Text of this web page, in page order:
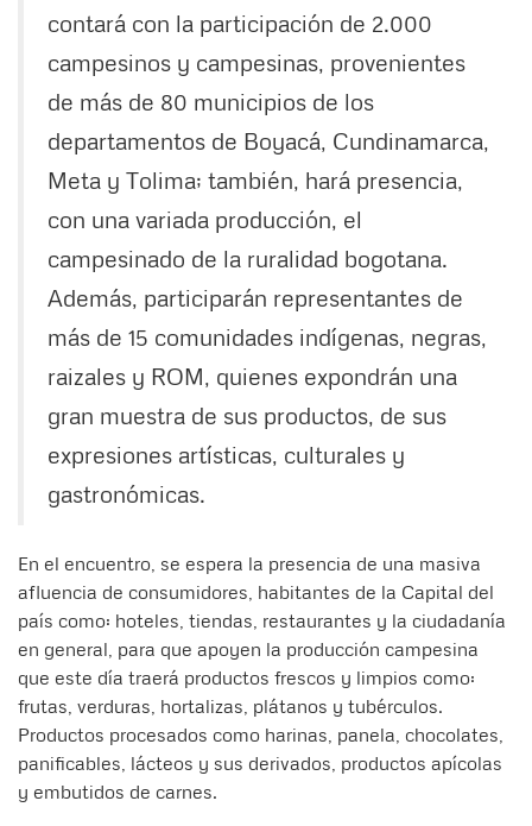
contará con la participación de 2.000
campesinos y campesinas, provenientes
de más de 80 municipios de los
departamentos de Boyacá, Cundinamarca,
Meta y Tolima; también, hará presencia,
con una variada producción, el
campesinado de la ruralidad bogotana.
Además, participarán representantes de
más de 15 comunidades indígenas, negras,
raizales y ROM, quienes expondrán una
gran muestra de sus productos, de sus
expresiones artísticas, culturales y
gastronómicas.
En el encuentro, se espera la presencia de una masiva
afluencia de consumidores, habitantes de la Capital del
país como: hoteles, tiendas, restaurantes y la ciudadanía
en general, para que apoyen la producción campesina
que este día traerá productos frescos y limpios como:
frutas, verduras, hortalizas, plátanos y tubérculos.
Productos procesados como harinas, panela, chocolates,
panificables, lácteos y sus derivados, productos apícolas
y embutidos de carnes.